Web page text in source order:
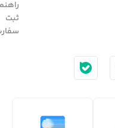
ثبت